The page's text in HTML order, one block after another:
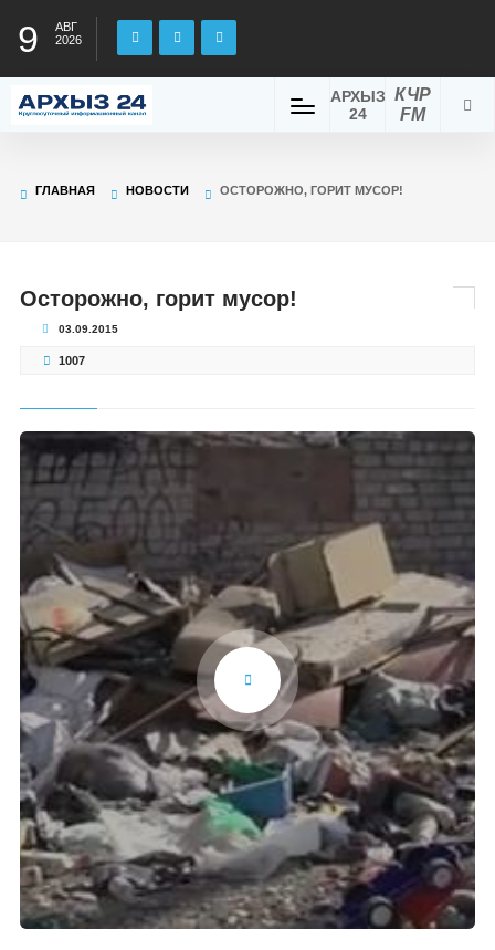
9
АВГ
2026
КЧР
FM
АРХЫЗ
24
ГЛАВНАЯ НОВОСТИ ОСТОРОЖНО, ГОРИТ МУСОР!
Осторожно, горит мусор!
03.09.2015
1007